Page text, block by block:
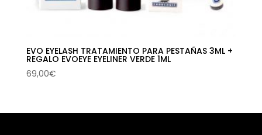
EVO EYELASH TRATAMIENTO PARA PESTAÑAS 3ML +
REGALO EVOEYE EYELINER VERDE 1ML
69,00€